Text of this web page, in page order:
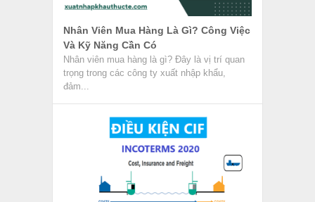
Incoterms mới...
Mua Váy Công Chúa Của JUNBEE Có